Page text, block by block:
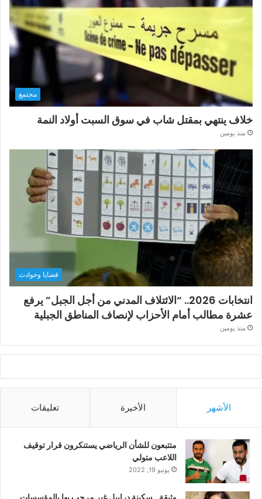
مجتمع
خلاف ينتهي بمقتل شاب في سوق السبت أولاد النمة
منذ يومين
قضايا وحوادث
انتخابات 2026.. “الائتلاف المدني من أجل الجبل” يرفع
عشرة مطالب أمام الأحزاب لإنصاف المناطق الجبلية
منذ يومين
الأشهر الأخيرة تعليقات
متتبعون للشأن الرياضي يستنكرون قرار توقيف
اللاعب متولي
يونيو 19, 2022